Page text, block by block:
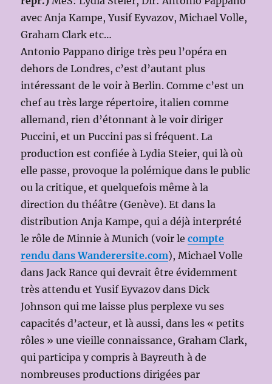
avec Anja Kampe, Yusif Eyvazov, Michael Volle,
Graham Clark etc…
Antonio Pappano dirige très peu l’opéra en
dehors de Londres, c’est d’autant plus
intéressant de le voir à Berlin. Comme c’est un
chef au très large répertoire, italien comme
allemand, rien d’étonnant à le voir diriger
Puccini, et un Puccini pas si fréquent. La
production est confiée à Lydia Steier, qui là où
elle passe, provoque la polémique dans le public
ou la critique, et quelquefois même à la
direction du théâtre (Genève). Et dans la
distribution Anja Kampe, qui a déjà interprété
le rôle de Minnie à Munich (voir lecompte
rendu dans Wanderersite.com), Michael Volle
dans Jack Rance qui devrait être évidemment
très attendu et Yusif Eyvazov dans Dick
Johnson qui me laisse plus perplexe vu ses
capacités d’acteur, et là aussi, dans les « petits
rôles » une vieille connaissance, Graham Clark,
qui participa y compris à Bayreuth à de
nombreuses productions dirigées par